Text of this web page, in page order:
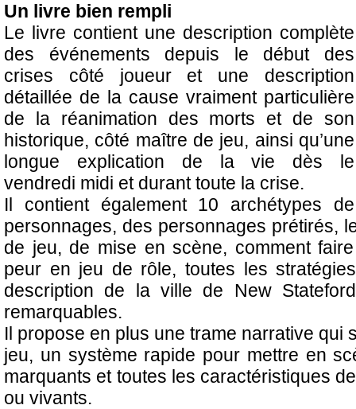
Un livre bien rempli
Le livre contient une description complète
des événements depuis le début des
crises côté joueur et une description
détaillée de la cause vraiment particulière
de la réanimation des morts et de son
historique, côté maître de jeu, ainsi qu’une
longue explication de la vie dès le
vendredi midi et durant toute la crise.
Il contient également 10 archétypes de
personnages, des personnages prétirés,
de jeu, de mise en scène, comment
peur en jeu de rôle, toutes les
description de la ville de New
remarquables.
Il propose en plus une trame narrative qui
jeu, un système rapide pour mettre en
marquants et toutes les caractéristiques
ou vivants.